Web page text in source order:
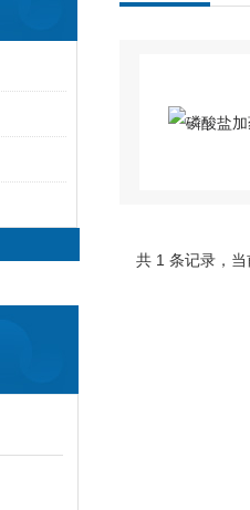
共 1 条记录，